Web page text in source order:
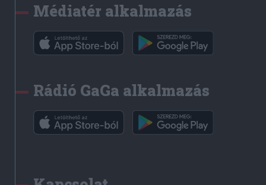
Médiatér alkalmazás
Rádió GaGa alkalmazás